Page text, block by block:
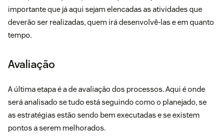
importante que já aqui sejam elencadas as atividades que
deverão ser realizadas, quem irá desenvolvê-las e em quanto
tempo.
Avaliação
A última etapa é a de avaliação dos processos. Aqui é onde
será analisado se tudo está seguindo como o planejado, se
as estratégias estão sendo bem executadas e se existem
pontos a serem melhorados.